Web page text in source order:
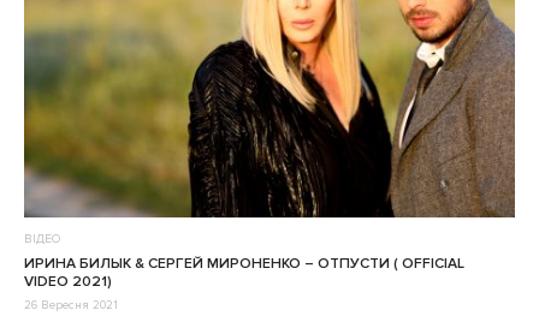
ВІДЕО
ИРИНА БИЛЫК & СЕРГЕЙ МИРОНЕНКО – ОТПУСТИ ( OFFICIAL
VIDEO 2021)
26 Вересня 2021